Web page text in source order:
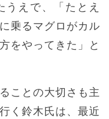
えで、「たとえ
乗るマグロがカル
をやってきた」と
ことの大切さも主
く鈴木氏は、最近